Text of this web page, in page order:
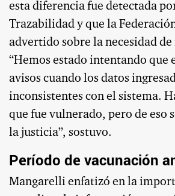
esta diferencia fue detectada
Trazabilidad y que la
advertido sobre la necesidad
“Hemos estado intentando que
avisos cuando los datos
inconsistentes con el sistema.
que fue vulnerado, pero de eso
la justicia”, sostuvo.
Período de vacunación
Mangarelli enfatizó en la